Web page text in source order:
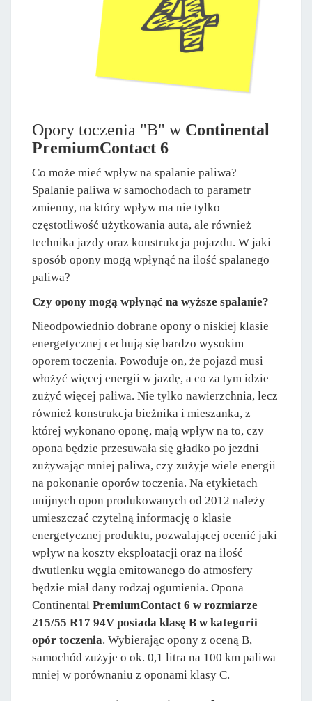
Opory toczenia "B" w Continental
PremiumContact 6
Co może mieć wpływ na spalanie paliwa?
Spalanie paliwa w samochodach to parametr
zmienny, na który wpływ ma nie tylko
częstotliwość użytkowania auta, ale również
technika jazdy oraz konstrukcja pojazdu. W jaki
sposób opony mogą wpłynąć na ilość spalanego
paliwa?
Czy opony mogą wpłynąć na wyższe spalanie?
Nieodpowiednio dobrane opony o niskiej klasie
energetycznej cechują się bardzo wysokim
oporem toczenia. Powoduje on, że pojazd musi
włożyć więcej energii w jazdę, a co za tym idzie –
zużyć więcej paliwa. Nie tylko nawierzchnia, lecz
również konstrukcja bieżnika i mieszanka, z
której wykonano oponę, mają wpływ na to, czy
opona będzie przesuwała się gładko po jezdni
zużywając mniej paliwa, czy zużyje wiele energii
na pokonanie oporów toczenia. Na etykietach
unijnych opon produkowanych od 2012 należy
umieszczać czytelną informację o klasie
energetycznej produktu, pozwalającej ocenić jaki
wpływ na koszty eksploatacji oraz na ilość
dwutlenku węgla emitowanego do atmosfery
będzie miał dany rodzaj ogumienia. Opona
Continental PremiumContact 6 w rozmiarze
215/55 R17 94V posiada klasę B w kategorii
opór toczenia. Wybierając opony z oceną B,
samochód zużyje o ok. 0,1 litra na 100 km paliwa
mniej w porównaniu z oponami klasy C.